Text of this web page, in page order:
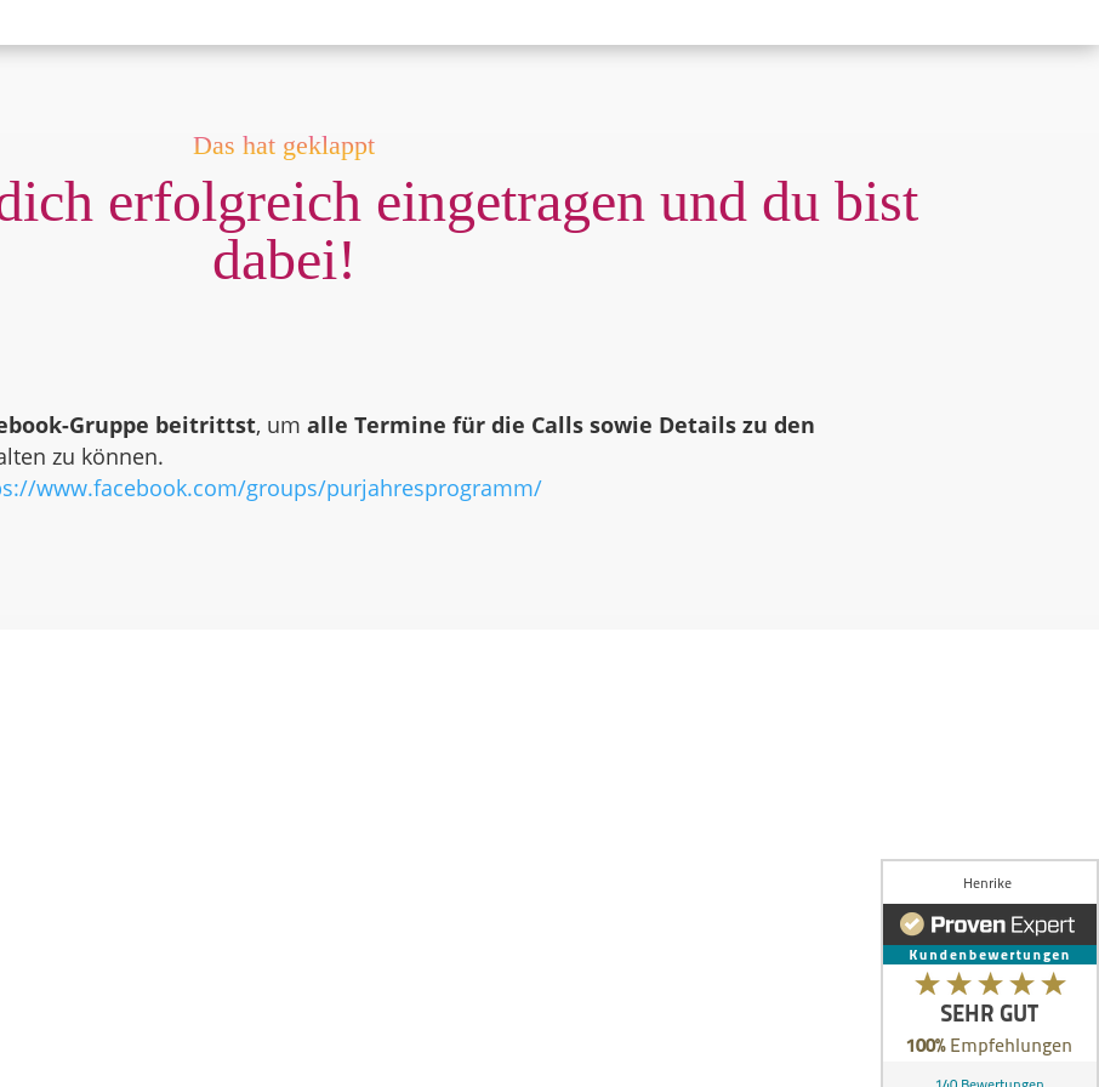
Das hat geklappt
erfolgreich eingetragen und du bist
dabei!
Gruppe beitrittst, umalle Termine für die Calls sowie Details zu den
zu können.
www.facebook.com/groups/purjahresprogramm/